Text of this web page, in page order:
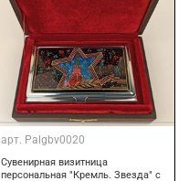
арт. Palgbv0020
Сувенирная визитница
персональная "Кремль. Звезда" с